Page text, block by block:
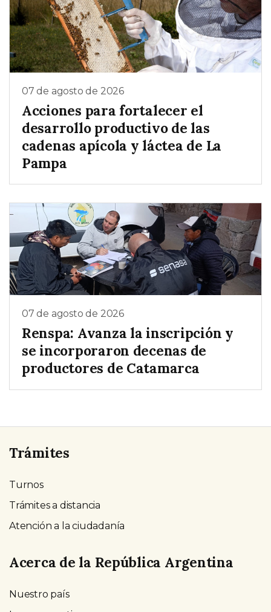
07 de agosto de 2026
Acciones para fortalecer el
desarrollo productivo de las
cadenas apícola y láctea de La
Pampa
07 de agosto de 2026
Renspa: Avanza la inscripción y
se incorporaron decenas de
productores de Catamarca
Trámites
Turnos
Trámites a distancia
Atención a la ciudadanía
Acerca de la República Argentina
Nuestro país